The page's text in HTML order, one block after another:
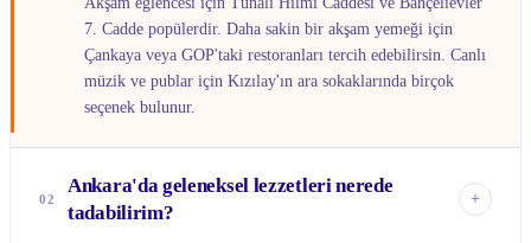
7. Cadde popülerdir. Daha sakin bir akşam yemeği için
Çankaya veya GOP'taki restoranları tercih edebilirsin. Canlı
müzik ve publar için Kızılay'ın ara sokaklarında birçok
seçenek bulunur.
02
Ankara'da geleneksel lezzetleri nerede
tadabilirim?
+